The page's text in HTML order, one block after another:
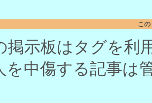
こ
掲示板はタグを利
を中傷する記事は